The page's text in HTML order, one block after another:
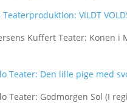
VILDT
Kuffert Teater: Konen i
Teater: Den lille pige med
Teater: Godmorgen Sol (I